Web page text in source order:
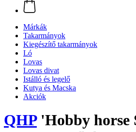
Márkák
Takarmányok
Kiegészítő takarmányok
Ló
Lovas
Lovas divat
Istálló és legelő
Kutya és Macska
Akciók
QHP'Hobby horse